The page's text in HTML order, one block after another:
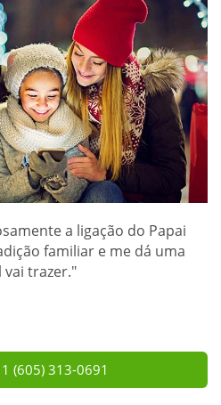
a ligação do Papai
familiar e me dá uma
vai trazer."
(605) 313-0691